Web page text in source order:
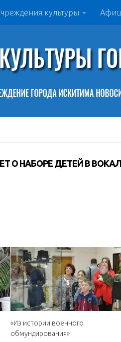
культуры
О НАБОРЕ ДЕТЕЙ В
«Из истории военного
обмундирования»